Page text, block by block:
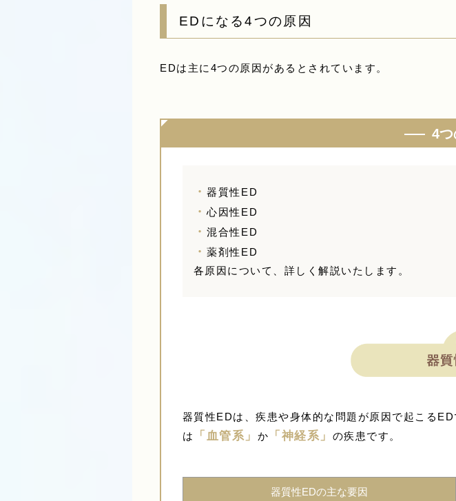
EDになる4つの原因
EDは主に4つの原因があるとされています。
4
・ 器質性ED
・ 心因性ED
・ 混合性ED
・ 薬剤性ED
各原因について、詳しく解説いたします。
器質性EDは、疾患や身体的な問題が原因で起こる
は
「血管系」 か 「神経系」 の疾患です。
器質性EDの主な要因